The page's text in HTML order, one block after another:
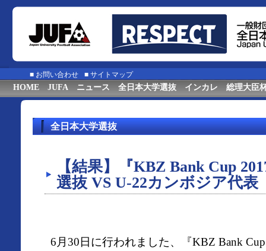
■ お問い合わせ ■ サイトマップ
HOME JUFA ニュース 全日本大学選抜 インカレ 総理大臣
全日本大学選抜
【結果】『KBZ Bank Cup
選抜 VS U-22カンボジア代表
6月30日に行われました、『KBZ Bank